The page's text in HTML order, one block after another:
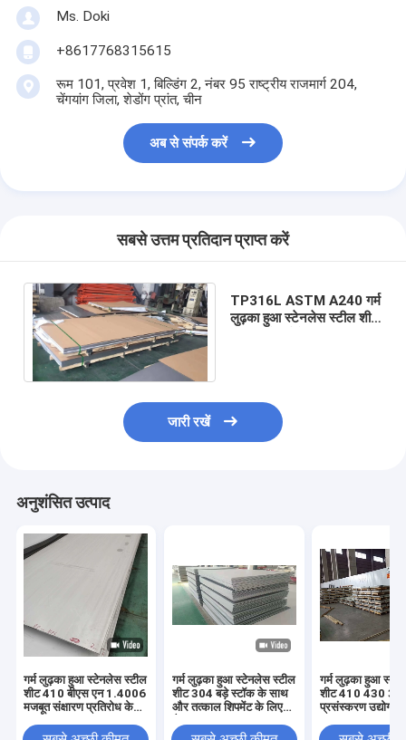
Ms. Doki
+8617768315615
रूम 101, प्रवेश 1, बिल्डिंग 2, नंबर 95 राष्ट्रीय राजमार्ग 204,
चेंगयांग जिला, शेडोंग प्रांत, चीन
अब से संपर्क करें
सबसे उत्तम प्रतिदान प्राप्त करें
TP316L ASTM A240 गर्म
लुढ़का हुआ स्टेनलेस स्टील शीट
जारी रखें
अनुशंसित उत्पाद
गर्म लुढ़का हुआ स्टेनलेस स्टील
शीट 410 बीएस एन 1.4006
मजबूत संक्षारण प्रतिरोध के
गर्म लुढ़का हुआ स्टेनलेस स्टील
शीट 304 बड़े स्टॉक के साथ
और तत्काल शिपमेंट के लिए
गर्म लुढ़का हुआ
शीट 410 430
प्रसंस्करण उद्योग के